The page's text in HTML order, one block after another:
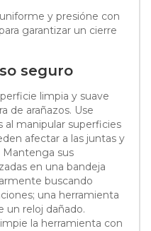
y presióne con
garantizar un cierre
seguro
limpia y suave
de arañazos. Use
manipular superficies
afectar a las juntas y
Mantenga sus
en una bandeja
buscando
una herramienta
un reloj dañado.
la herramienta con